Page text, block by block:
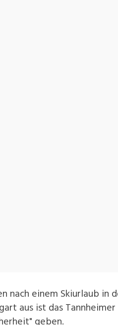
nach einem Skiurlaub in
aus ist das
geben.